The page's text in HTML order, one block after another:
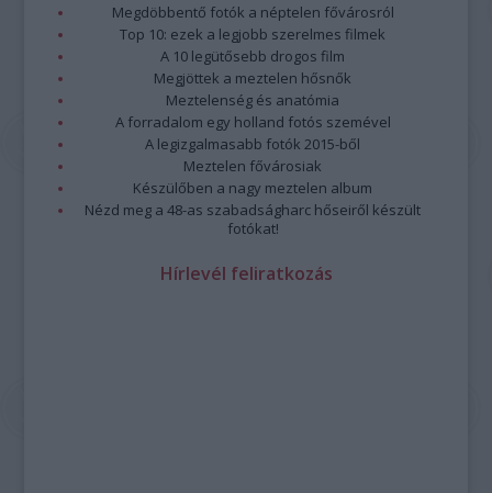
Megdöbbentő fotók a néptelen fővárosról
Top 10: ezek a legjobb szerelmes filmek
A 10 legütősebb drogos film
Megjöttek a meztelen hősnők
Meztelenség és anatómia
A forradalom egy holland fotós szemével
A legizgalmasabb fotók 2015-ből
Meztelen fővárosiak
Készülőben a nagy meztelen album
Nézd meg a 48-as szabadságharc hőseiről készült
fotókat!
Hírlevél feliratkozás